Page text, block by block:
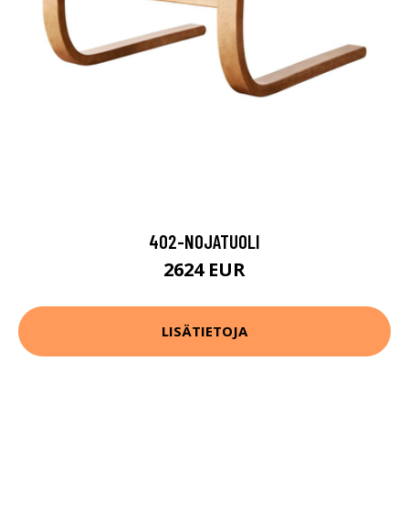
402-NOJATUOLI
2624 EUR
LISÄTIETOJA